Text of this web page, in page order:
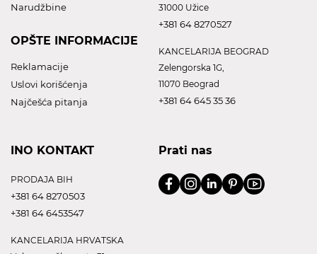
Narudžbine
OPŠTE INFORMACIJE
Reklamacije
Uslovi korišćenja
Najčešća pitanja
31000 Užice
+381 64 8270527
KANCELARIJA BEOGRAD
Zelengorska 1G,
11070 Beograd
+381 64 645 35 36
INO KONTAKT
PRODAJA BIH
+381 64 8270503
+381 64 6453547
KANCELARIJA HRVATSKA
Prati nas